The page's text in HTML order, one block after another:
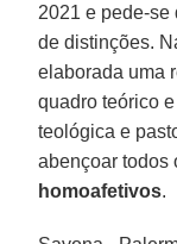
2021 e pede-
de distinções.
elaborada uma
quadro teórico
teológica e
abençoar todos
homoafetivos.